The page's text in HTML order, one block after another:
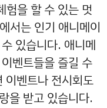
험을 할 수 있는 멋
서는 인기 애니메이
있습니다. 애니메
벤트들을 즐길 수
이벤트나 전시회도
을 받고 있습니다.